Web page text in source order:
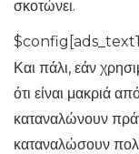
σκοτώνει.
Και πάλι, εάν
ότι είναι μακριά
καταναλώνουν
καταναλώσουν